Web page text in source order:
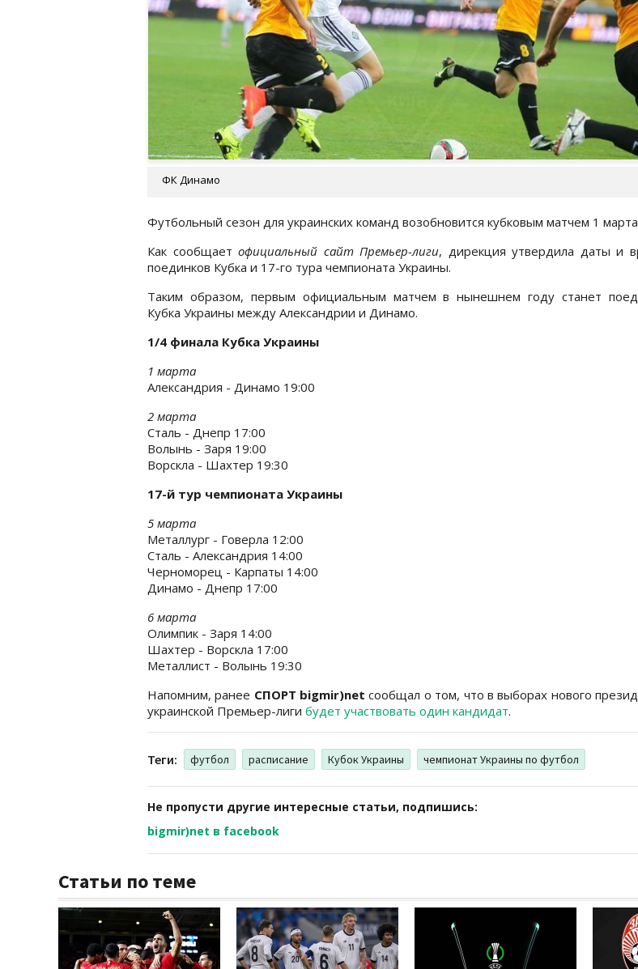
ФК Динамо
Футбольный сезон для украинских команд возобновится кубковым матчем 1
Как сообщаетофициальный сайт Премьер-лиги, дирекция утвердила даты и
поединков Кубка и 17-го тура чемпионата Украины.
Таким образом, первым официальным матчем в нынешнем году станет
Кубка Украины между Александрии и Динамо.
1/4 финала Кубка Украины
1 марта
Александрия - Динамо 19:00
2 марта
Сталь - Днепр 17:00
Волынь - Заря 19:00
Ворскла - Шахтер 19:30
17-й тур чемпионата Украины
5 марта
Металлург - Говерла 12:00
Сталь - Александрия 14:00
Черноморец - Карпаты 14:00
Динамо - Днепр 17:00
6 марта
Олимпик - Заря 14:00
Шахтер - Ворскла 17:00
Металлист - Волынь 19:30
Напомним, ранее СПОРТ bigmir)net сообщал о том, что в выборах нового
украинской Премьер-лиги будет участвовать один кандидат.
Теги: футбол расписание Кубок Украины чемпионат Украины по футбол
Не пропусти другие интересные статьи, подпишись:
bigmir)net в facebook
Статьи по теме